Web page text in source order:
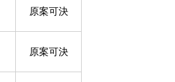
原案可決
原案可決